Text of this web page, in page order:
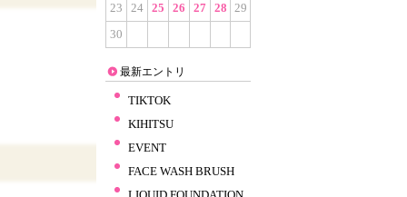
23
24 25 26 27 28 29
30
最新エントリ
TIKTOK
KIHITSU
EVENT
FACE WASH BRUSH